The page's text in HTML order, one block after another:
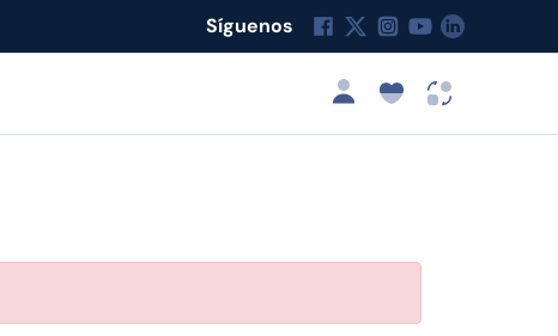
Síguenos